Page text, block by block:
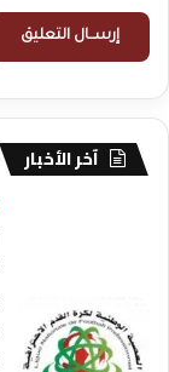
آخر الأخبار